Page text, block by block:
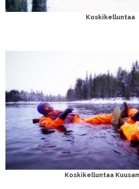
Koskikelluntaa
Koskikelluntaa